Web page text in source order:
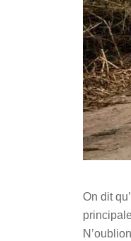
On dit